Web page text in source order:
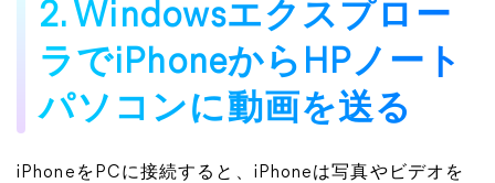
2. Windowsエクスプロー
ラでiPhoneからHPノート
パソコンに動画を送る
iPhoneをPCに接続すると、iPhoneは写真やビデオを